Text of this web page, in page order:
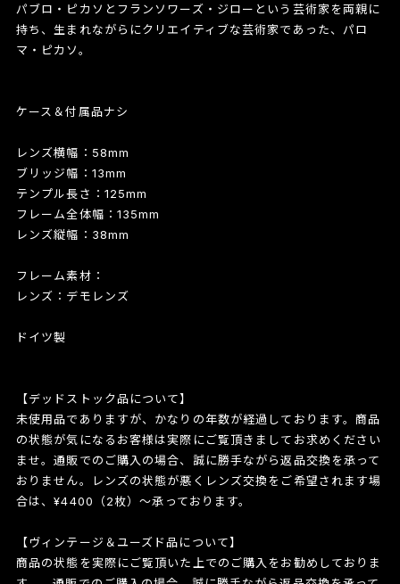
パブロ・ピカソとフランソワーズ・ジローという芸術家を両親に
持ち、生まれながらにクリエイティブな芸術家であった、パロ
マ・ピカソ。
ケース＆付属品ナシ
レンズ横幅：58mm
ブリッジ幅：13mm
テンプル長さ：125mm
フレーム全体幅：135mm
レンズ縦幅：38mm
フレーム素材：
レンズ：デモレンズ
ドイツ製
【デッドストック品について】
未使用品でありますが、かなりの年数が経過しております。商品
の状態が気になるお客様は実際にご覧頂きましてお求めください
ませ。通販でのご購入の場合、誠に勝手ながら返品交換を承って
おりません。レンズの状態が悪くレンズ交換をご希望されます場
合は、¥4400（2枚）〜承っております。
【ヴィンテージ＆ユーズド品について】
商品の状態を実際にご覧頂いた上でのご購入をお勧めしておりま